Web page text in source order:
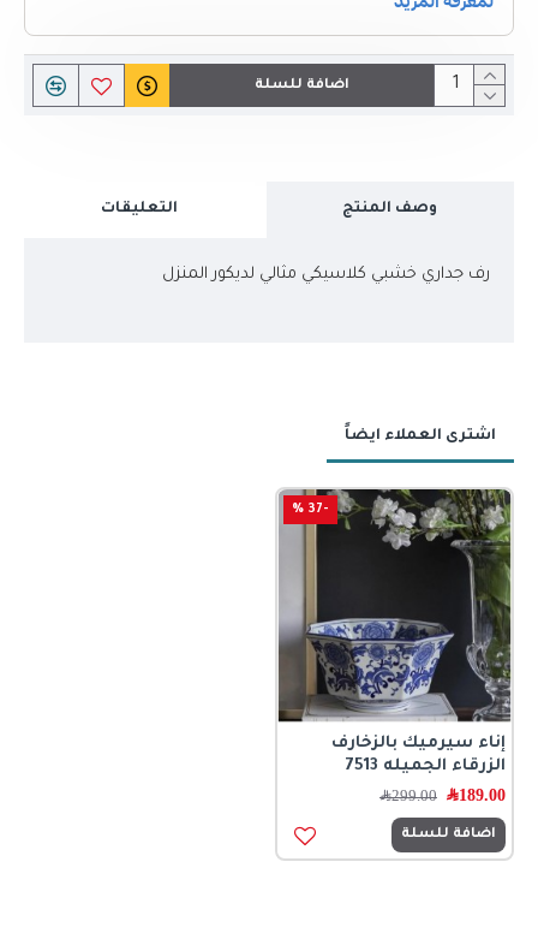
اضافة للسلة
وصف المنتج التعليقات
رف جداري خشبي كلاسيكي مثالي لديكور المنزل
اشترى العملاء ايضاً
-37 %
إناء سيرميك بالزخارف
الزرقاء الجميله 7513
189.00﷼ 299.00﷼
اضافة للسلة